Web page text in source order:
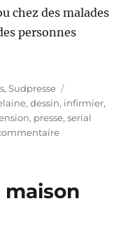
chez des malades
personnes
,Sudpresse
,dessin, infirmier,
, presse,serial
sur
en
maison